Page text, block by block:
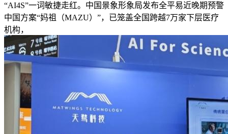
“AI4S”一词敏捷走红。中国景象形象局发布全平易近晚期预警
中国方案“妈祖（MAZU）”，已笼盖全国跨越7万家下层医疗
机构，